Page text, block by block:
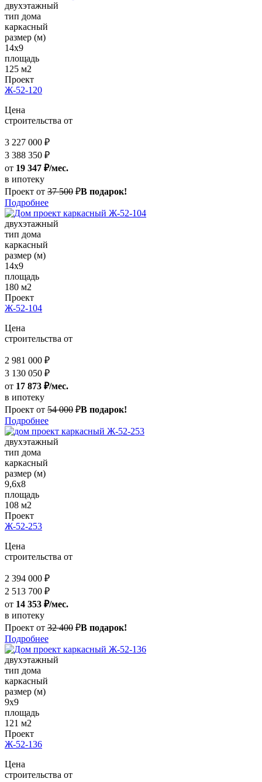
двухэтажный
тип дома
каркасный
размер (м)
14x9
площадь
125 м2
Проект
Ж-52-120
Цена
строительства от
3 227 000 ₽
3 388 350 ₽
от 19 347 ₽/мес.
в ипотеку
Проект от 37 500 ₽В подарок!
Подробнее
двухэтажный
тип дома
каркасный
размер (м)
14x9
площадь
180 м2
Проект
Ж-52-104
Цена
строительства от
2 981 000 ₽
3 130 050 ₽
от 17 873 ₽/мес.
в ипотеку
Проект от 54 000 ₽В подарок!
Подробнее
двухэтажный
тип дома
каркасный
размер (м)
9,6x8
площадь
108 м2
Проект
Ж-52-253
Цена
строительства от
2 394 000 ₽
2 513 700 ₽
от 14 353 ₽/мес.
в ипотеку
Проект от 32 400 ₽В подарок!
Подробнее
двухэтажный
тип дома
каркасный
размер (м)
9x9
площадь
121 м2
Проект
Ж-52-136
Цена
строительства от